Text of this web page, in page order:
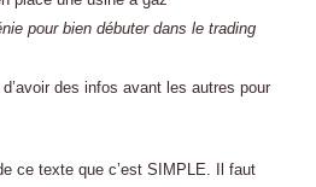
pour bien débuter dans le trading
des infos avant les autres pour
ce texte que c’est SIMPLE. Il faut